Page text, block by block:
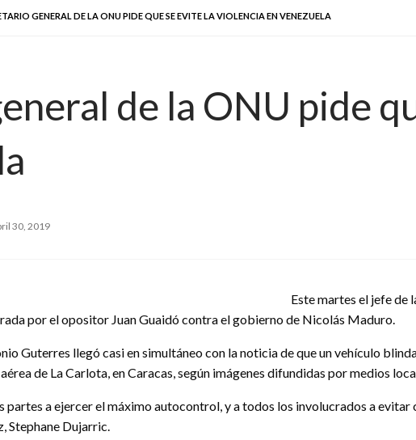
GENERAL DE LA ONU PIDE QUE SE EVITE LA VIOLENCIA EN VENEZUELA
de la ONU pide
30, 2019
Este martes el jefe de
por el opositor Juan Guaidó contra el gobierno de Nicolás Maduro.
Guterres llegó casi en simultáneo con la noticia de que un vehículo
de La Carlota, en Caracas, según imágenes difundidas por medios
partes a ejercer el máximo autocontrol, y a todos los involucrados a
Stephane Dujarric.